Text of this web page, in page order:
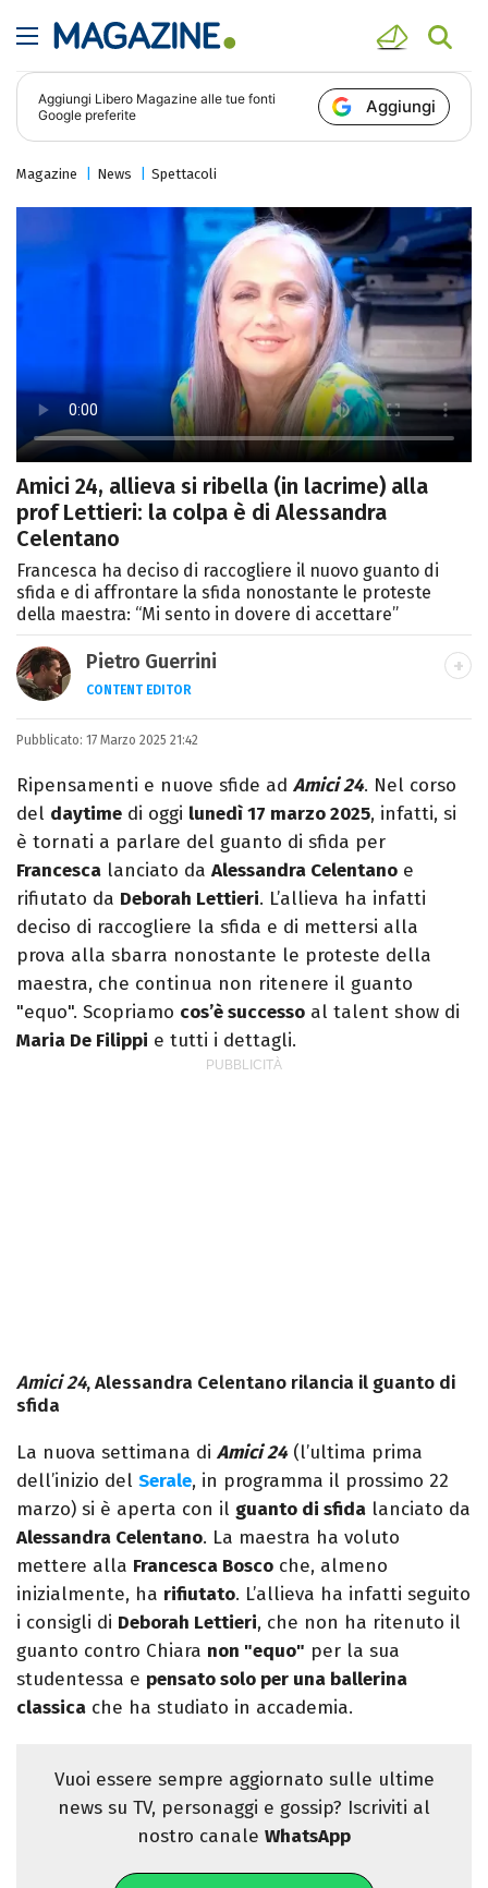
Aggiungi Libero Magazine alle tue fonti
Google preferite
Aggiungi
Magazine News Spettacoli
Amici 24, allieva si ribella (in lacrime) alla
prof Lettieri: la colpa è di Alessandra
Celentano
Francesca ha deciso di raccogliere il nuovo guanto di
sfida e di affrontare la sfida nonostante le proteste
della maestra: “Mi sento in dovere di accettare”
Pietro Guerrini
CONTENT EDITOR
Laurea in Lettere, smania di viaggi e
Pixar).
Pubblicato: 17 Marzo 2025 21:42
Ripensamenti e nuove sfide ad Amici 24. Nel corso
del daytime di oggi lunedì 17 marzo 2025, infatti, si
è tornati a parlare del guanto di sfida per
Francesca lanciato da Alessandra Celentano e
rifiutato da Deborah Lettieri. L’allieva ha infatti
deciso di raccogliere la sfida e di mettersi alla
prova alla sbarra nonostante le proteste della
maestra, che continua non ritenere il guanto
"equo". Scopriamo cos’è successo al talent show di
Maria De Filippi e tutti i dettagli.
Amici 24, Alessandra Celentano rilancia il guanto di
sfida
La nuova settimana di Amici 24(l’ultima prima
dell’inizio del Serale, in programma il prossimo 22
marzo) si è aperta con il guanto di sfida lanciato da
Alessandra Celentano. La maestra ha voluto
mettere alla Francesca Bosco che, almeno
inizialmente, ha rifiutato. L’allieva ha infatti seguito
i consigli di Deborah Lettieri, che non ha ritenuto il
guanto contro Chiara non "equo" per la sua
studentessa e pensato solo per una ballerina
classica che ha studiato in accademia.
Vuoi essere sempre aggiornato sulle ultime
news su TV, personaggi e gossip? Iscriviti al
nostro canale WhatsApp